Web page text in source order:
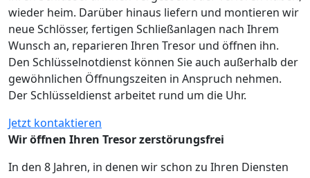
wieder heim. Darüber hinaus liefern und montieren wir
neue Schlösser, fertigen Schließanlagen nach Ihrem
Wunsch an, reparieren Ihren Tresor und öffnen ihn.
Den Schlüsselnotdienst können Sie auch außerhalb der
gewöhnlichen Öffnungszeiten in Anspruch nehmen.
Der Schlüsseldienst arbeitet rund um die Uhr.
Jetzt kontaktieren
Wir öffnen Ihren Tresor zerstörungsfrei
In den 8 Jahren, in denen wir schon zu Ihren Diensten